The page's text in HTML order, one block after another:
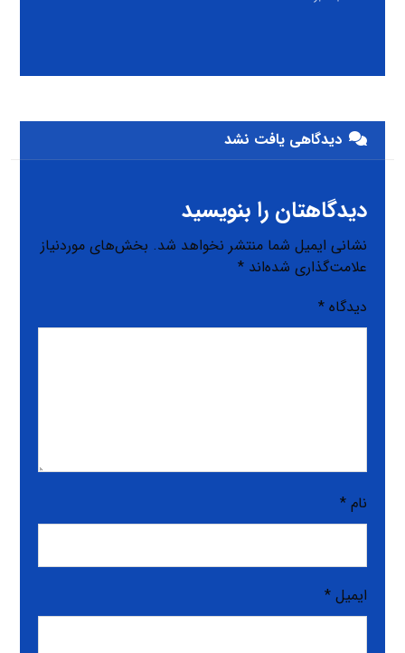
دیدگاهی یافت نشد
دیدگاهتان را بنویسید
نشانی ایمیل شما منتشر نخواهد شد. بخش‌های موردنیاز
علامت‌گذاری شده‌اند*
دیدگاه*
نام*
ایمیل*